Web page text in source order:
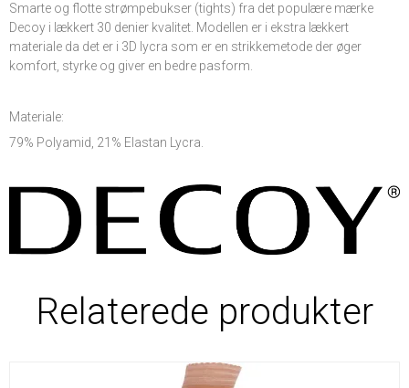
Smarte og flotte strømpebukser (tights) fra det populære mærke
Decoy i lækkert 30 denier kvalitet. Modellen er i ekstra lækkert
materiale da det er i 3D lycra som er en strikkemetode der øger
komfort, styrke og giver en bedre pasform.
Materiale:
79% Polyamid, 21% Elastan Lycra.
Relaterede produkter